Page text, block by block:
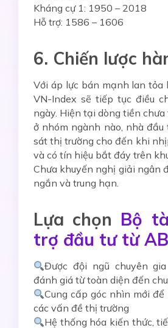
Kháng cự 1: 1950 – 2018
Hỗ trợ: 1586 – 1606
6. Chiến lược
Với áp lực bán mạnh lan tỏa
VN-Index sẽ tiếp tục điều
ngày. Hiện tại dòng tiền
ở nhóm ngành nào, nhà đầu
sát thị trường cho đến khi
và có tín hiệu bắt đáy trên
Chưa khuyến nghị giải ngân
ngắn và trung hạn.
Lựa chọn Bộ
trợ đầu tư từ
Được đội ngũ chuyên gia
đánh giá từ toàn diện đến
Cung cấp góc nhìn mới để
các vấn đề thị trường
Hệ thống hóa kiến thức,